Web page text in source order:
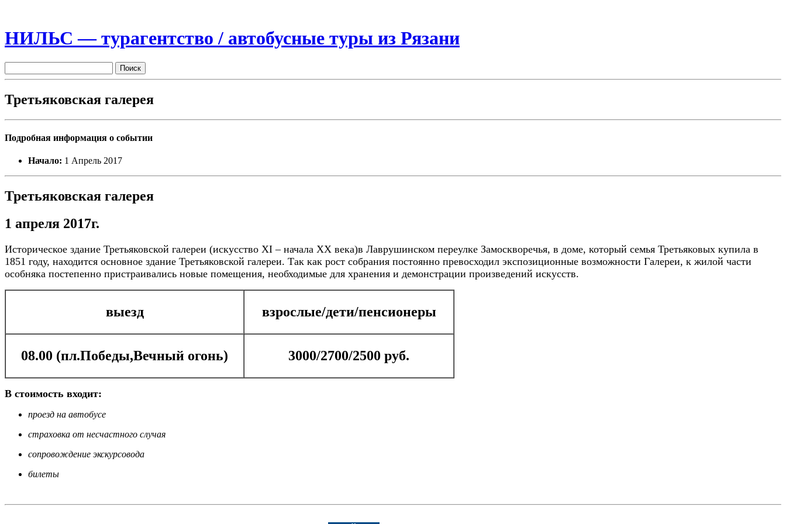
НИЛЬС — турагентство / автобусные туры из Рязани
Третьяковская галерея
Подробная информация о событии
Начало: 1 Апрель 2017
Третьяковская галерея
1 апреля 2017г.
Историческое здание Третьяковской галереи (искусство XI – начала XX века)в Лаврушинском переулке Замоскворечья, в доме, который семья Третьяковых купила в
1851 году, находится основное здание Третьяковской галереи. Так как рост собрания постоянно превосходил экспозиционные возможности Галереи, к жилой части
особняка постепенно пристраивались новые помещения, необходимые для хранения и демонстрации произведений искусств.
выезд взрослые/дети/пенсионеры
08.00 (пл.Победы,Вечный огонь) 3000/2700/2500 руб.
В стоимость входит:
проезд на автобусе
страховка от несчастного случая
сопровождение экскурсовода
билеты